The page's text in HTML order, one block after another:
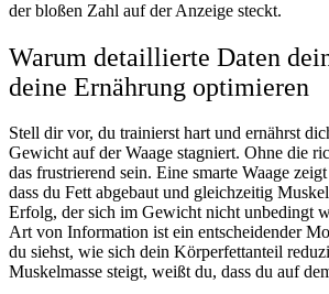
der bloßen Zahl auf der Anzeige steckt.
Warum detaillierte Daten
deine Ernährung optimieren
Stell dir vor, du trainierst hart und ernährst
Gewicht auf der Waage stagniert. Ohne die
das frustrierend sein. Eine smarte Waage
dass du Fett abgebaut und gleichzeitig
Erfolg, der sich im Gewicht nicht unbedingt
Art von Information ist ein entscheidender
du siehst, wie sich dein Körperfettanteil
Muskelmasse steigt, weißt du, dass du auf